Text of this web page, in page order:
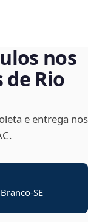
nos
Rio
e entrega nos
-SE